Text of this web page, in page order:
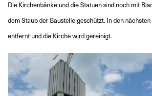
Die Kirchenbänke und die Statuen sind noch mit
dem Staub der Baustelle geschützt. In den
entfernt und die Kirche wird gereinigt.